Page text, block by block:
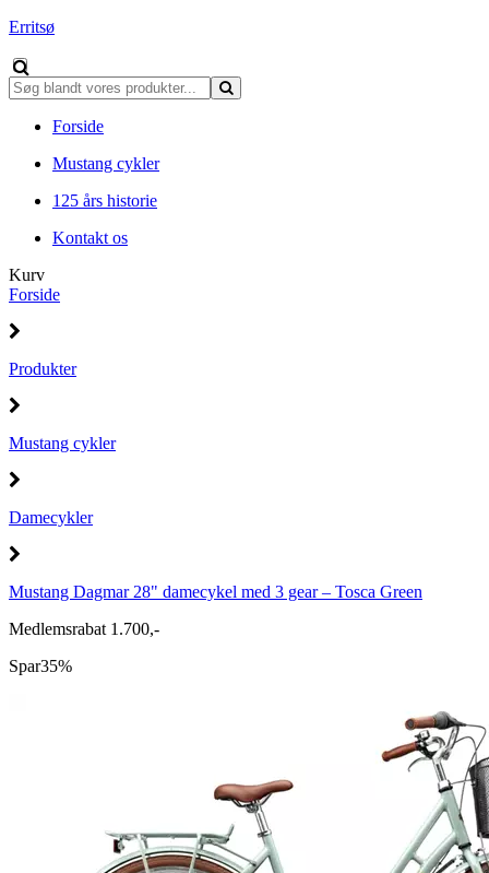
Erritsø
Forside
Mustang cykler
125 års historie
Kontakt os
Kurv
Forside
Produkter
Mustang cykler
Damecykler
Mustang Dagmar 28" damecykel med 3 gear – Tosca Green
Medlemsrabat 1.700,-
Spar35%